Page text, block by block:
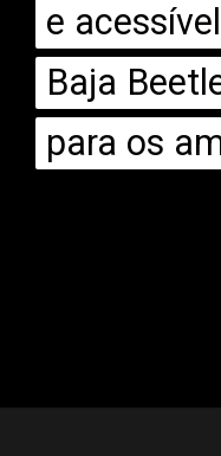
e
Baja
para os
e
Baja
para os